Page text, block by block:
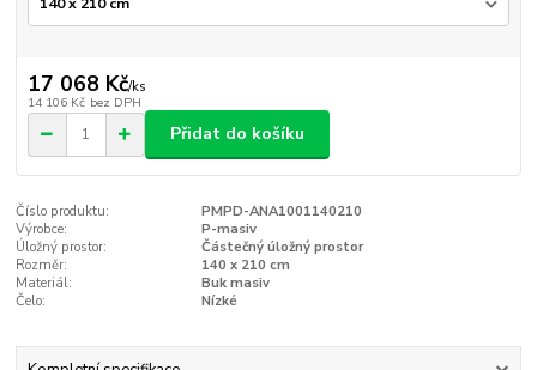
17 068 Kč/ks
14 106 Kč bez DPH
Přidat do košíku
Číslo produktu:
PMPD-ANA1001140210
Výrobce:
P-masiv
Úložný prostor:
Částečný úložný prostor
Rozměr:
140 x 210 cm
Materiál:
Buk masiv
Čelo:
Nízké